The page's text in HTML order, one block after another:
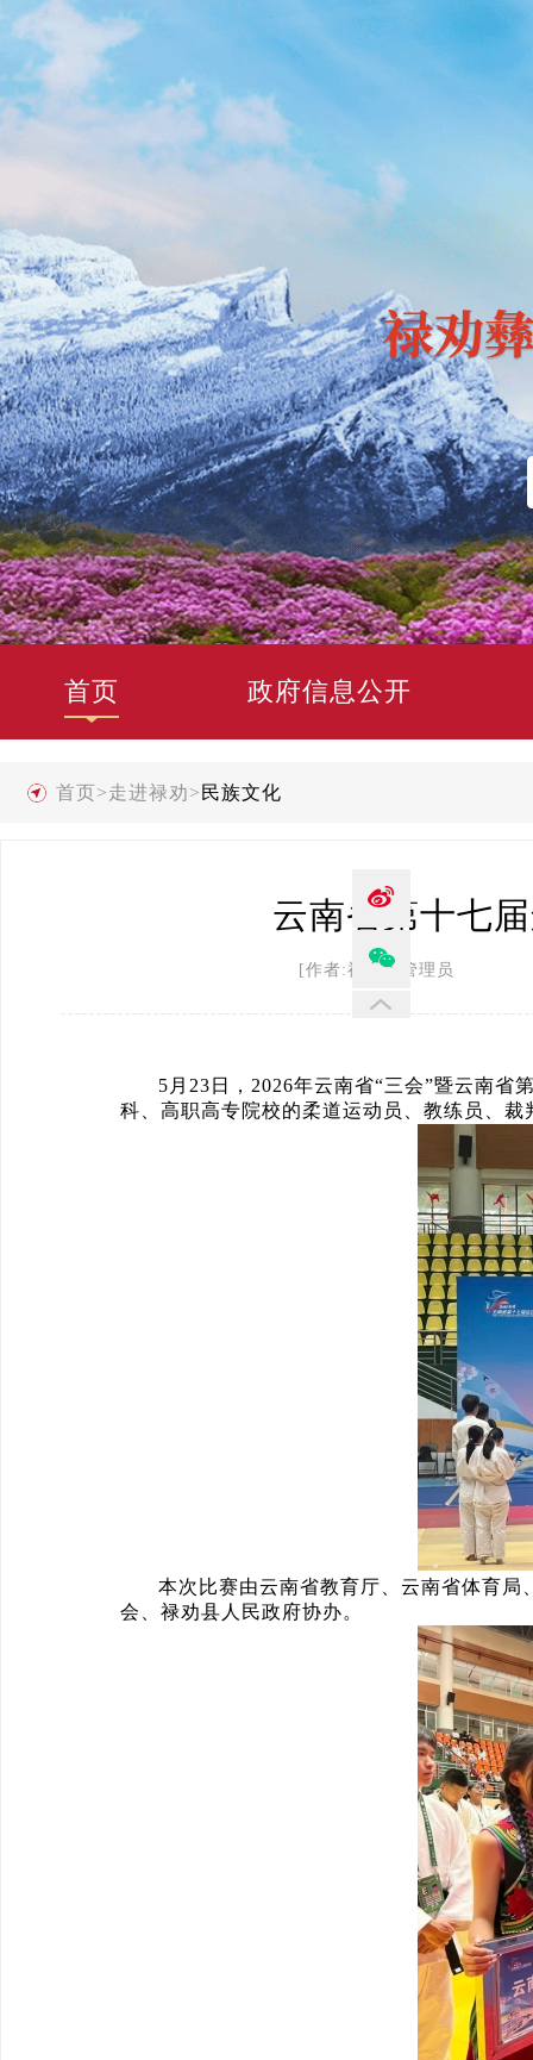
首页 政府信息公开
首页>走进禄劝> 民族文化
云南省第十七
[作者:禄劝县管理员 发
5月23日，2026年云南省“三会”暨云南省
科、高职高专院校的柔道运动员、教练员、
本次比赛由云南省教育厅、云南省体育
会、禄劝县人民政府协办。